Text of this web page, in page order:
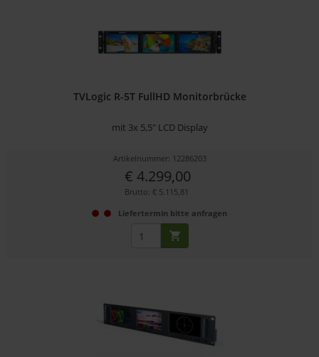
TVLogic R-5T FullHD Monitorbrücke
mit 3x 5,5" LCD Display
Artikelnummer: 12286203
€ 4.299,00
Brutto: € 5.115,81
Liefertermin bitte anfragen